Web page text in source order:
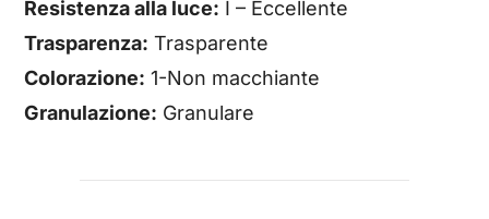
Resistenza alla luce: I – Eccellente
Trasparenza: Trasparente
Colorazione: 1-Non macchiante
Granulazione: Granulare